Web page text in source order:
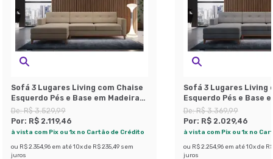
Sofá 3 Lugares Living com Chaise
Esquerdo Pés e Base em Madeira
Linho Cotton Bege
De:R$ 3.529,99
Por: R$ 2.119,46
à vista com Pix ou 1x no Cartão de Crédito
ou R$ 2.354,96 em até 10x de R$ 235,49 sem
juros
Sofá 3 Lugares Living
Esquerdo Pés e Base
Linho Cotton Cinza
De:R$ 3.369,99
Por: R$ 2.029,46
à vista com Pix ou 1x no
ou R$ 2.254,96 em até 10x de
juros